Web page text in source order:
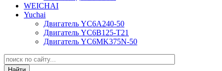
WEICHAI
Yuchai
Двигатель YC6A240-50
Двигатель YC6B125-T21
Двигатель YC6MK375N-50